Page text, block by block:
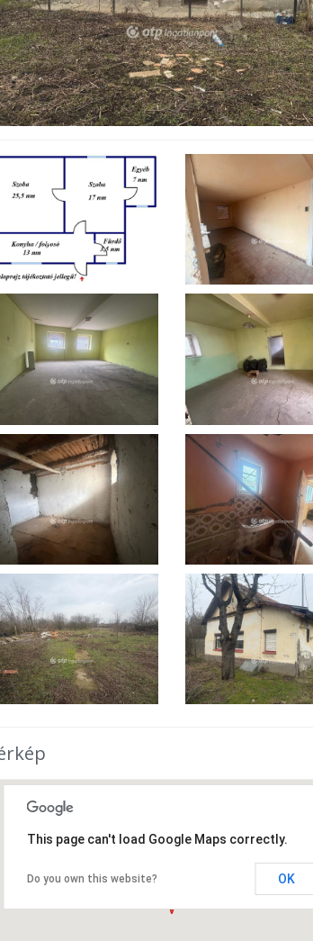
This page can't load Google Maps correctly.
Do you own this website? OK